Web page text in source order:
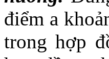
điểm a
trong hợp